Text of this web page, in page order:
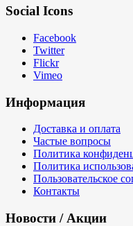
Social Icons
Facebook
Twitter
Flickr
Vimeo
Информация
Доставка и оплата
Частые вопросы
Политика
Политика
Пользовательское
Контакты
Новости / Акции